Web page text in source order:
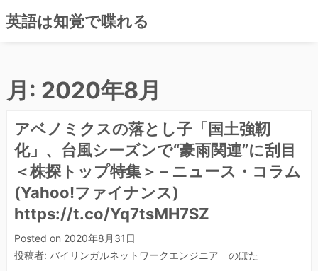
ン英語は知覚で喋れる
月: 2020年8月
アベノミクスの落とし子「国土強靭
化」、台風シーズンで“豪雨関連”に刮目
＜株探トップ特集＞ – ニュース・コラム
(Yahoo!ファイナンス)
https://t.co/Yq7tsMH7SZ
Posted on 2020年8月31日
投稿者: バイリンガルネットワークエンジニア のぽた